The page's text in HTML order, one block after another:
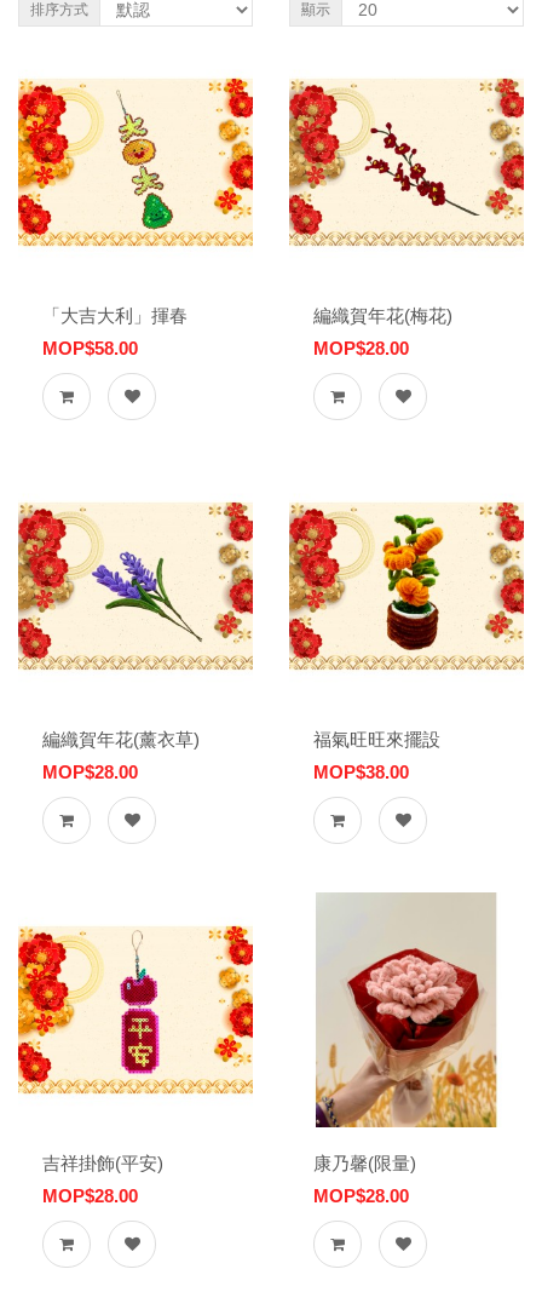
排序方式 顯示
「大吉大利」揮春
MOP$58.00
編織賀年花(梅花)
MOP$28.00
編織賀年花(薰衣草)
MOP$28.00
福氣旺旺來擺設
MOP$38.00
吉祥掛飾(平安)
MOP$28.00
康乃馨(限量)
MOP$28.00